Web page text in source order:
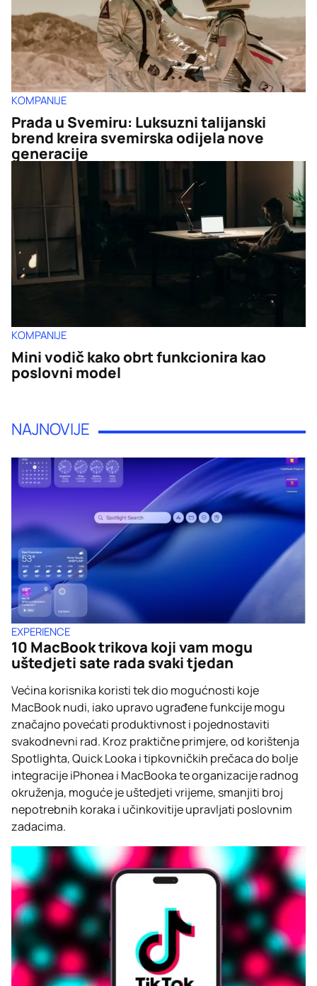
KOMPANIJE
Prada u Svemiru: Luksuzni talijanski
brend kreira svemirska odijela nove
generacije
KOMPANIJE
Mini vodič kako obrt funkcionira kao
poslovni model
NAJNOVIJE
EXPERIENCE
10 MacBook trikova koji vam mogu
uštedjeti sate rada svaki tjedan
Većina korisnika koristi tek dio mogućnosti koje
MacBook nudi, iako upravo ugrađene funkcije mogu
značajno povećati produktivnost i pojednostaviti
svakodnevni rad. Kroz praktične primjere, od korištenja
Spotlighta, Quick Looka i tipkovničkih prečaca do bolje
integracije iPhonea i MacBooka te organizacije radnog
okruženja, moguće je uštedjeti vrijeme, smanjiti broj
nepotrebnih koraka i učinkovitije upravljati poslovnim
zadacima.